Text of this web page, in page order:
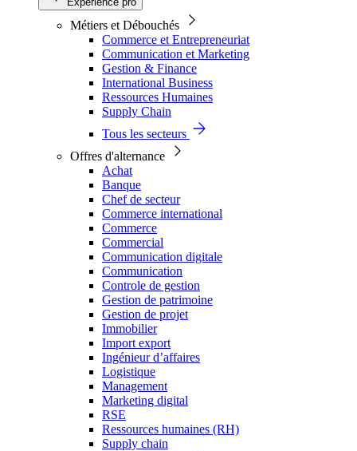
Métiers et Débouchés
Commerce et Entrepreneuriat
Communication et Marketing
Gestion & Finance
International Business
Ressources Humaines
Supply Chain
Tous les secteurs
Offres d'alternance
Achat
Banque
Chef de secteur
Commerce international
Commerce
Commercial
Communication digitale
Communication
Controle de gestion
Gestion de patrimoine
Gestion de projet
Immobilier
Import export
Ingénieur d’affaires
Logistique
Management
Marketing digital
RSE
Ressources humaines (RH)
Supply chain